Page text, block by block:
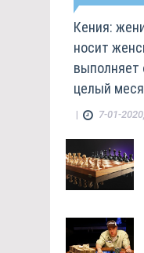
Кения:
носит
выполняет
целый
| 7-01-